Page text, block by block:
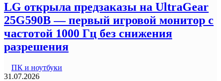
LG открыла предзаказы на UltraGear
25G590B — первый игровой монитор с
частотой 1000 Гц без снижения
разрешения
ПК и ноутбуки
31.07.2026